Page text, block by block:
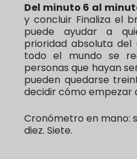
Del minuto 6 al
y concluir Finaliza el
puede ayudar a
prioridad absoluta del
todo el mundo se
personas que hayan
pueden quedarse
decidir cómo empezar
Cronómetro en mano:
diez. Siete.